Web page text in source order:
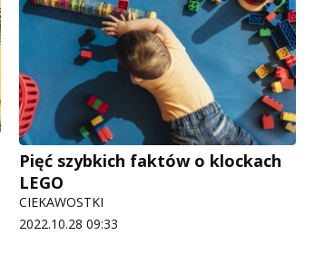
Pięć szybkich faktów o klockach
LEGO
CIEKAWOSTKI
2022.10.28 09:33